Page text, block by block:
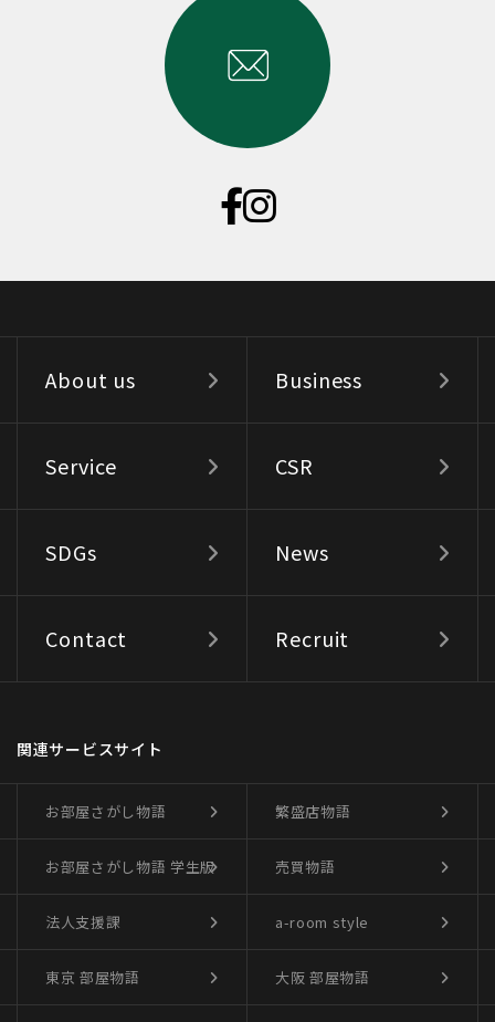
About us Business
Service CSR
SDGs News
Contact Recruit
関連サービスサイト
お部屋さがし物語 繁盛店物語
お部屋さがし物語 学生版 売買物語
法人支援課 a-room style
東京 部屋物語 大阪 部屋物語